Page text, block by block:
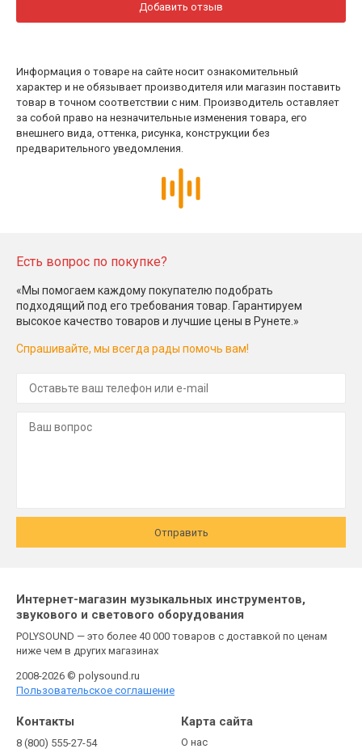
Добавить отзыв
Информация о товаре на сайте носит ознакомительный
характер и не обязывает производителя или магазин поставить
товар в точном соответствии с ним. Производитель оставляет
за собой право на незначительные изменения товара, его
внешнего вида, оттенка, рисунка, конструкции без
предварительного уведомления.
Есть вопрос по покупке?
«Мы помогаем каждому покупателю подобрать
подходящий под его требования товар. Гарантируем
высокое качество товаров и лучшие цены в Рунете.»
Спрашивайте, мы всегда рады помочь вам!
Отправить
Интернет-магазин музыкальных инструментов,
звукового и светового оборудования
POLYSOUND — это более 40 000 товаров с доставкой по ценам
ниже чем в других магазинах
2008-2026 © polysound.ru
Пользовательское соглашение
Контакты
8 (800) 555-27-54
Карта сайта
О нас